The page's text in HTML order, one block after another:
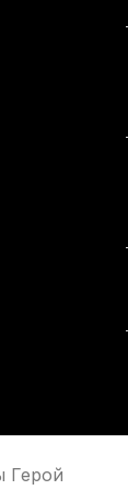
Герой